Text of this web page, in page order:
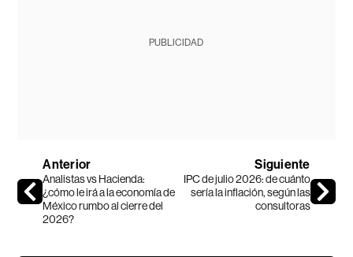
PUBLICIDAD
Anterior
Analistas vs Hacienda:
¿cómo le irá a la economía de
México rumbo al cierre del
2026?
Siguiente
IPC de julio 2026: de cuánto
sería la inflación, según las
consultoras